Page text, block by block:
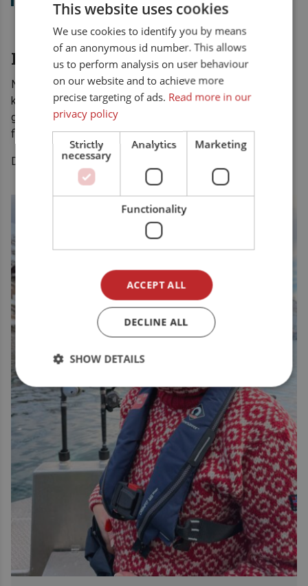
Din Tur sørger for rammene
Når dere reiser på fisketur til Norge med oss, skal dere
kunne fokusere på det som faktisk betyr noe: tid sammen,
gode opplevelser ute på sjøen og kanskje den største
fisken så langt.
Det praktiske tar vi oss av.
This website uses cookies
We use cookies to identify you by means
of an anonymous id number. This allows
us to perform analysis on user behaviour
on our website and to achieve more
precise targeting of ads. Read more in our
privacy policy
Strictly
necessary
Analytics Marketing
Functionality
ACCEPT ALL
DECLINE ALL
SHOW DETAILS